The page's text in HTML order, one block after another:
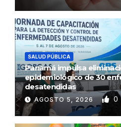
SALUD PÚBLICA
Panamá impulsa
epidemiológico de 30
desatendidas
AGOSTO 5, 2026 0